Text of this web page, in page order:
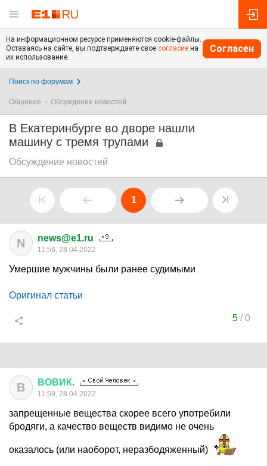
На информационном ресурсе применяются cookie-файлы.
Оставаясь на сайте, вы подтверждаете свое согласие на
их использование.
Согласен
Поиск по форумам
Общение Обсуждение новостей
В Екатеринбурге во дворе нашли
машину с тремя трупами
Обсуждение новостей
1
N news@e1.ru
11:56, 28.04.2022
Умершие мужчины были ранее судимыми
Оригинал статьи
5/0
В ВОВИК.
11:59, 28.04.2022
запрещенные вещества скорее всего употребили
бродяги, а качество веществ видимо не очень
оказалось (или наоборот, неразбодяженный)